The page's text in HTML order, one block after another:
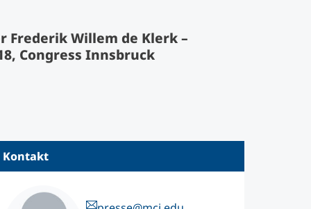
Willem de Klerk –
Congress Innsbruck
Kontakt